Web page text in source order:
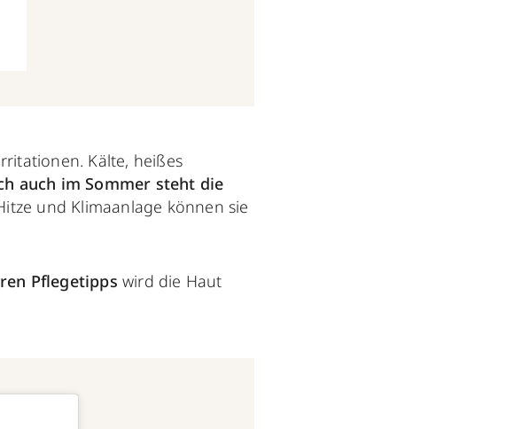
Kälte, heißes
auch im Sommer steht die
und Klimaanlage können sie
Pflegetipps wird die Haut